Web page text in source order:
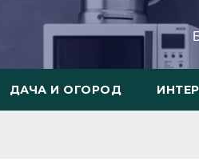
ДАЧА И ОГОРОД